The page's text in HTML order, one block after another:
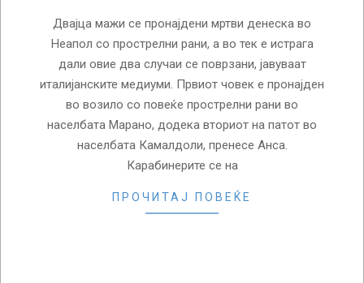
Двајца мажи се пронајдени мртви денеска во
Неапол со прострелни рани, а во тек е истрага
дали овие два случаи се поврзани, јавуваат
италијанските медиуми. Првиот човек е пронајден
во возило со повеќе прострелни рани во
населбата Марано, додека вториот на патот во
населбата Камалдоли, пренесе Анса.
Карабинерите се на
ПРОЧИТАЈ ПОВЕЌЕ